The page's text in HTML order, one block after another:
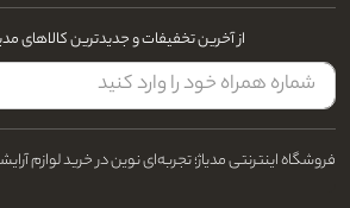
از آخرین تخفیفات و جدیدترین کالاهای
فروشگاه اینترنتی مدیاژ؛ تجربه‌ای نوین در خرید لوازم